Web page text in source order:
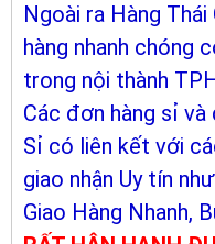
Ngoài ra Hàng
hàng nhanh chóng
trong nội thành
Các đơn hàng sỉ và
Sỉ có liên kết với
giao nhận Uy tín
Giao Hàng Nhanh,